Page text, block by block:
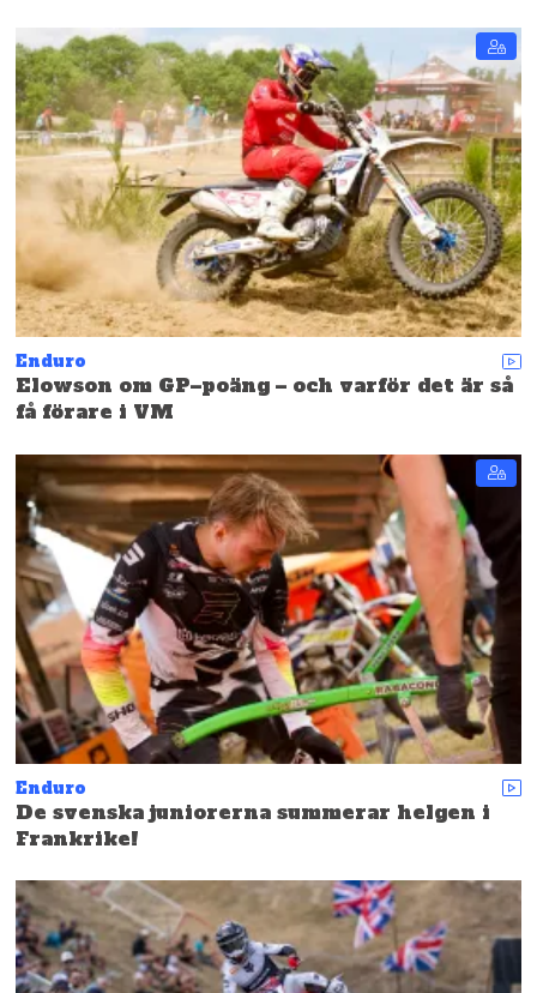
Enduro
Elowson om GP–poäng – och varför det är så
få förare i VM
Enduro
De svenska juniorerna summerar helgen i
Frankrike!